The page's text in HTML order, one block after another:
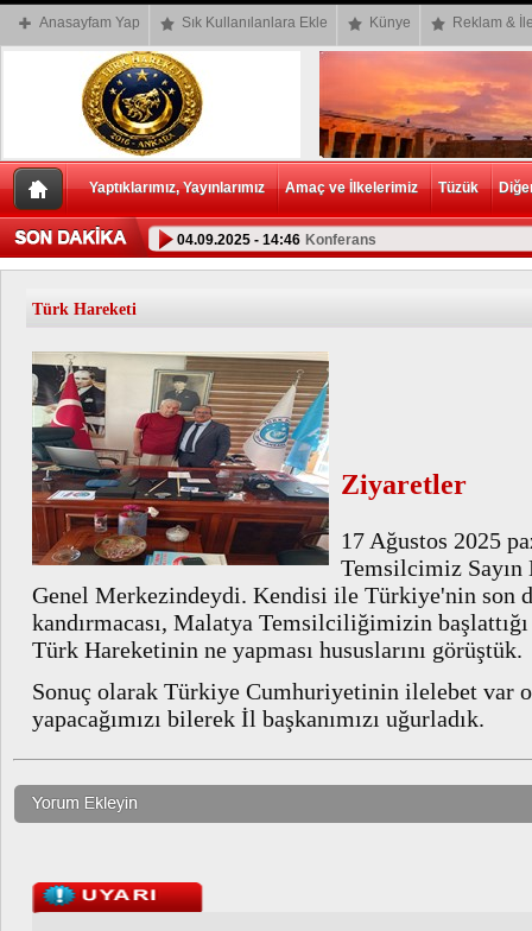
Anasayfam Yap Sık Kullanılanlara Ekle Künye Reklam &
Yaptıklarımız, Yayınlarımız Amaç ve İlkelerimiz Tüzük
04.09.2025 - 14:46 Konferans
Türk Hareketi
Ziyaretler
17 Ağustos 2025
Temsilcimiz
Genel Merkezindeydi. Kendisi ile Türkiye'nin son
kandırmacası, Malatya Temsilciliğimizin
Türk Hareketinin ne yapması hususlarını görüştük.
Sonuç olarak Türkiye Cumhuriyetinin ilelebet var
yapacağımızı bilerek İl başkanımızı uğurladık.